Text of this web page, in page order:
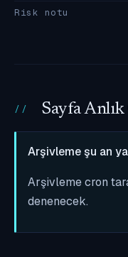
Risk notu
Sayfa
Arşivleme şu an
Arşivleme cron
denenecek.